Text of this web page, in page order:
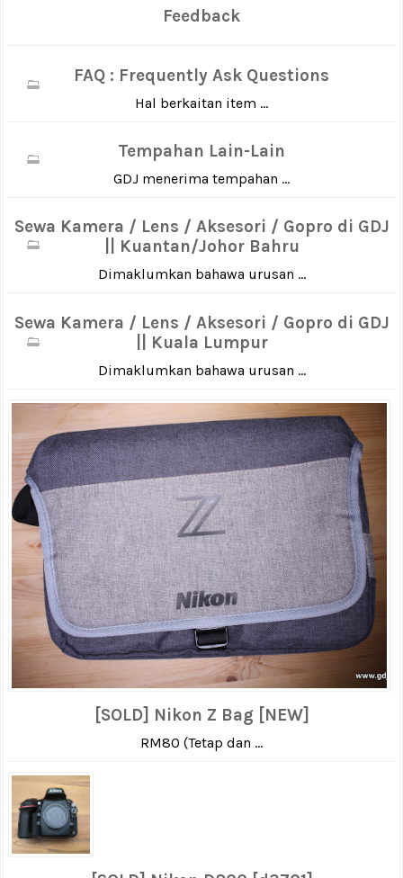
Feedback
FAQ : Frequently Ask Questions
Hal berkaitan item ...
Tempahan Lain-Lain
GDJ menerima tempahan ...
Sewa Kamera / Lens / Aksesori / Gopro di GDJ
|| Kuantan/Johor Bahru
Dimaklumkan bahawa urusan ...
Sewa Kamera / Lens / Aksesori / Gopro di GDJ
|| Kuala Lumpur
Dimaklumkan bahawa urusan ...
[SOLD] Nikon Z Bag [NEW]
RM80 (Tetap dan ...